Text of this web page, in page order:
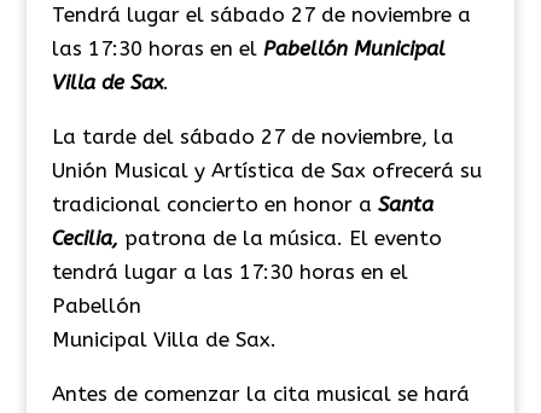
Tendrá lugar el sábado 27 de noviembre a
las 17:30 horas en el Pabellón Municipal
Villa de Sax.
La tarde del sábado 27 de noviembre, la
Unión Musical y Artística de Sax ofrecerá su
tradicional concierto en honor a Santa
Cecilia, patrona de la música. El evento
tendrá lugar a las 17:30 horas en el
Pabellón
Municipal Villa de Sax.
Antes de comenzar la cita musical se hará